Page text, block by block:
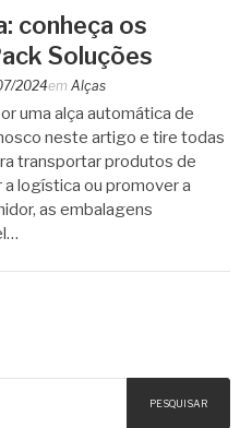
conheça os
Soluções
2024em Alças
uma alça automática de
neste artigo e tire todas
transportar produtos de
logística ou promover a
as embalagens
PESQUISAR